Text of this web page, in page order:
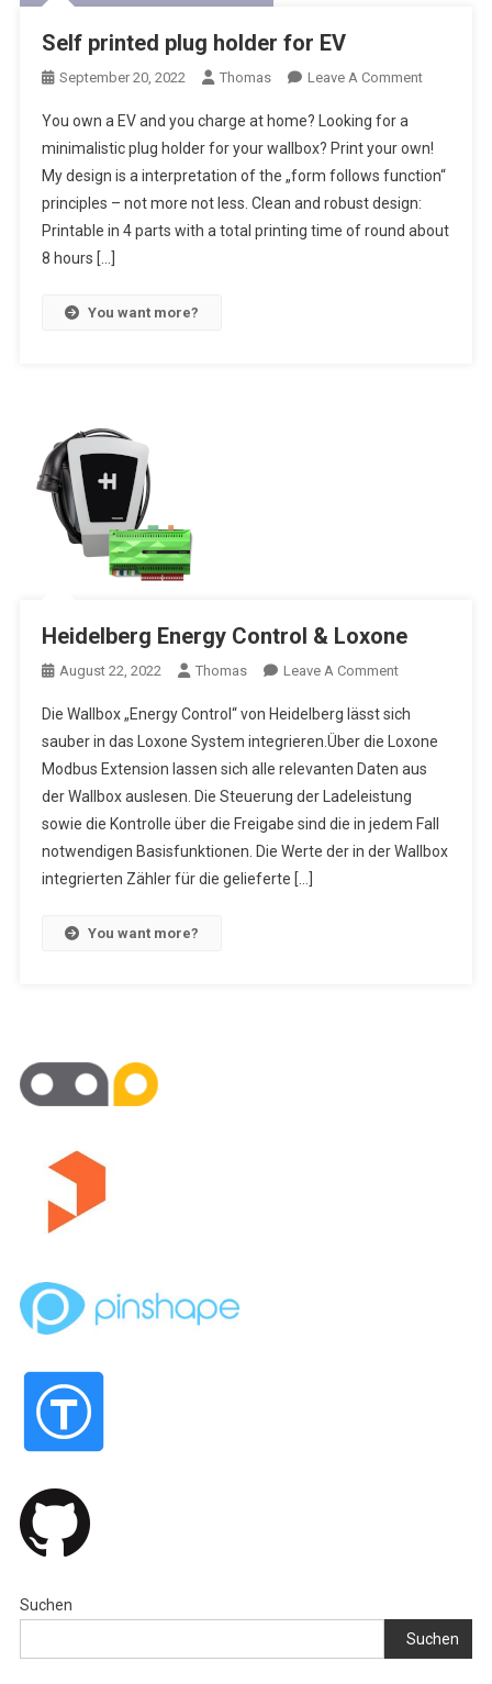
Self printed plug holder for EV
September 20, 2022 Thomas Leave A CommentOn
Plug
Holder
EV
You own a EV and you charge at home? Looking for a
minimalistic plug holder for your wallbox? Print your own!
My design is a interpretation of the „form follows function“
principles – not more not less. Clean and robust design:
Printable in 4 parts with a total printing time of round about
8 hours […]
You want more?
Heidelberg Energy Control & Loxone
August 22, 2022 Thomas Leave A CommentOn
Energy
Control
&
Loxone
Die Wallbox „Energy Control“ von Heidelberg lässt sich
sauber in das Loxone System integrieren.Über die Loxone
Modbus Extension lassen sich alle relevanten Daten aus
der Wallbox auslesen. Die Steuerung der Ladeleistung
sowie die Kontrolle über die Freigabe sind die in jedem Fall
notwendigen Basisfunktionen. Die Werte der in der Wallbox
integrierten Zähler für die gelieferte […]
You want more?
Suchen
Suchen